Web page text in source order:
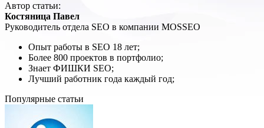
Автор статьи:
Костяница Павел
Руководитель отдела SEO в компании MOSSEO
Опыт работы в SEO 18 лет;
Более 800 проектов в портфолио;
Знает ФИШКИ SEO;
Лучший работник года каждый год;
Популярные статьи